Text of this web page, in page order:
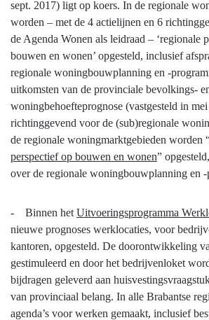
sept. 2017) ligt op koers. In de regionale
worden – met de 4 actielijnen en 6
de Agenda Wonen als leidraad – ‘regionale
bouwen en wonen’ opgesteld, inclusief
regionale woningbouwplanning en -
uitkomsten van de provinciale bevolkings-
woningbehoefteprognose (vastgesteld in
richtinggevend voor de (sub)regionale
de regionale woningmarktgebieden worden
perspectief op bouwen en wonen”
over de regionale woningbouwplanning en
- Binnen het Uitvoeringsprogramma
nieuwe prognoses werklocaties, voor
kantoren, opgesteld. De doorontwikkeling
gestimuleerd en door het bedrijvenloket
bijdragen geleverd aan
van provinciaal belang. In alle Brabantse
agenda’s voor werken gemaakt, inclusief